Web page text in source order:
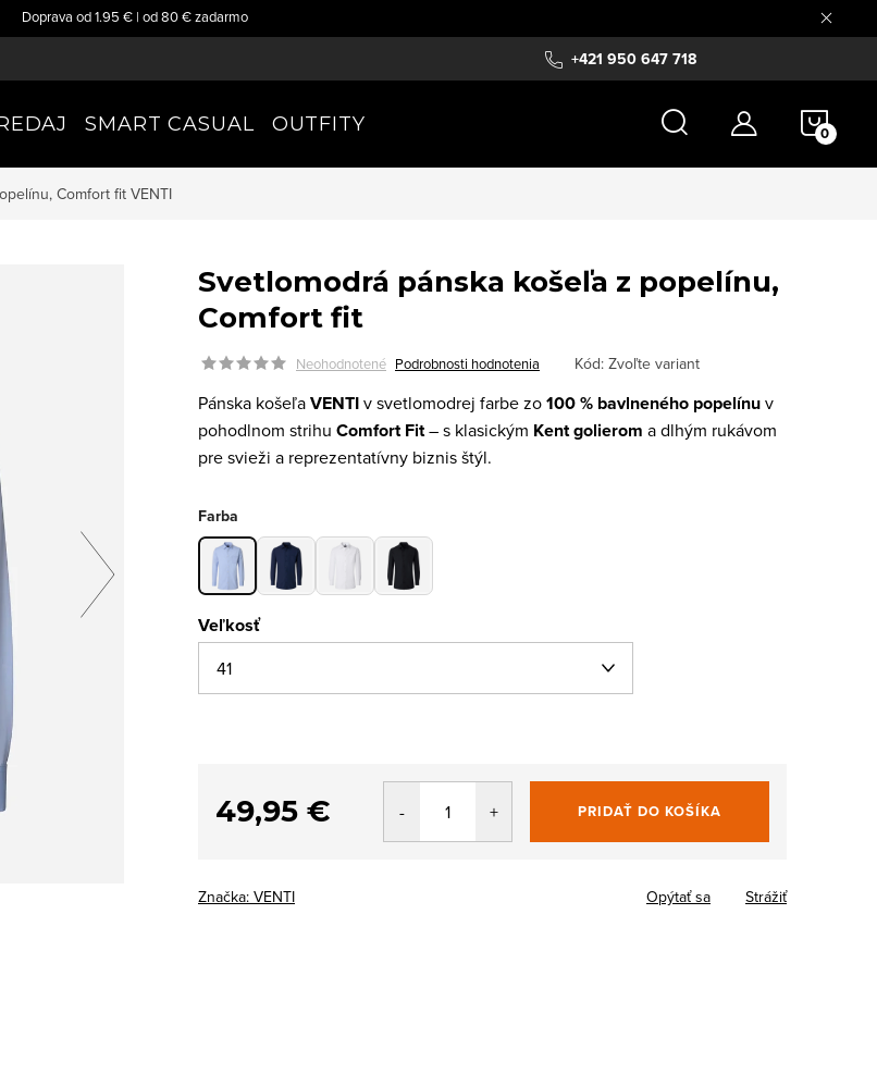
Doprava od 1.95 € | od 80 € zadarmo
+421 950 647 718
SMART CASUAL OUTFITY
Comfort fit VENTI
Svetlomodrá pánska košeľa z popelínu,
Comfort fit
Neohodnotené Podrobnosti hodnotenia Kód: Zvoľte variant
Pánska košeľaVENTIv svetlomodrej farbe zo100 % bavlneného popelínuv
pohodlnom strihu Comfort Fit– s klasickým Kent golierom a dlhým rukávom
pre svieži a reprezentatívny biznis štýl.
Farba
Veľkosť
49,95 €
Jednotková
cena:
PRIDAŤ DO KOŠÍKA
Značka: VENTI Opýtať sa Strážiť